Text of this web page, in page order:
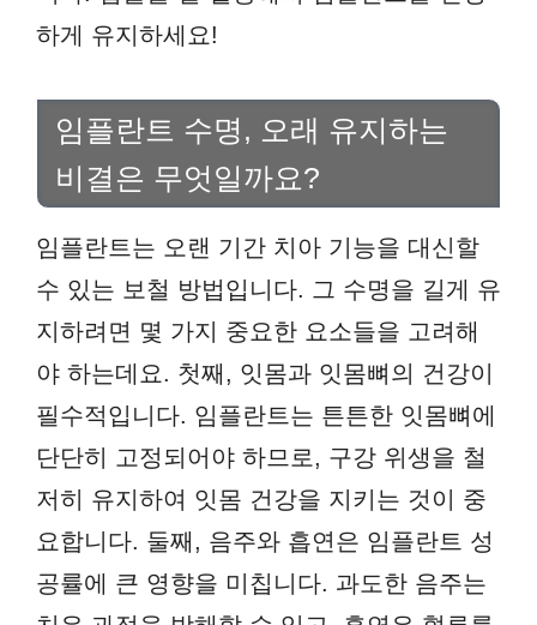
하게 유지하세요!
임플란트 수명, 오래 유지하는
비결은 무엇일까요?
임플란트는 오랜 기간 치아 기능을 대신할
수 있는 보철 방법입니다. 그 수명을 길게 유
지하려면 몇 가지 중요한 요소들을 고려해
야 하는데요. 첫째, 잇몸과 잇몸뼈의 건강이
필수적입니다. 임플란트는 튼튼한 잇몸뼈에
단단히 고정되어야 하므로, 구강 위생을 철
저히 유지하여 잇몸 건강을 지키는 것이 중
요합니다. 둘째, 음주와 흡연은 임플란트 성
공률에 큰 영향을 미칩니다. 과도한 음주는